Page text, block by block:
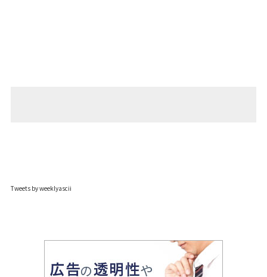
Tweets by weeklyascii